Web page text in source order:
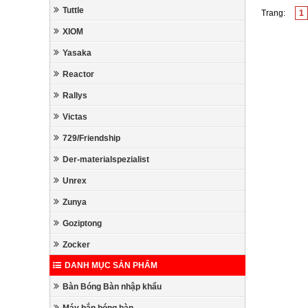
Tuttle
XIOM
Yasaka
Reactor
Rallys
Victas
729/Friendship
Der-materialspezialist
Unrex
Zunya
Goziptong
Zocker
DANH MỤC SẢN PHẨM
Bàn Bóng Bàn nhập khẩu
Trang: 1